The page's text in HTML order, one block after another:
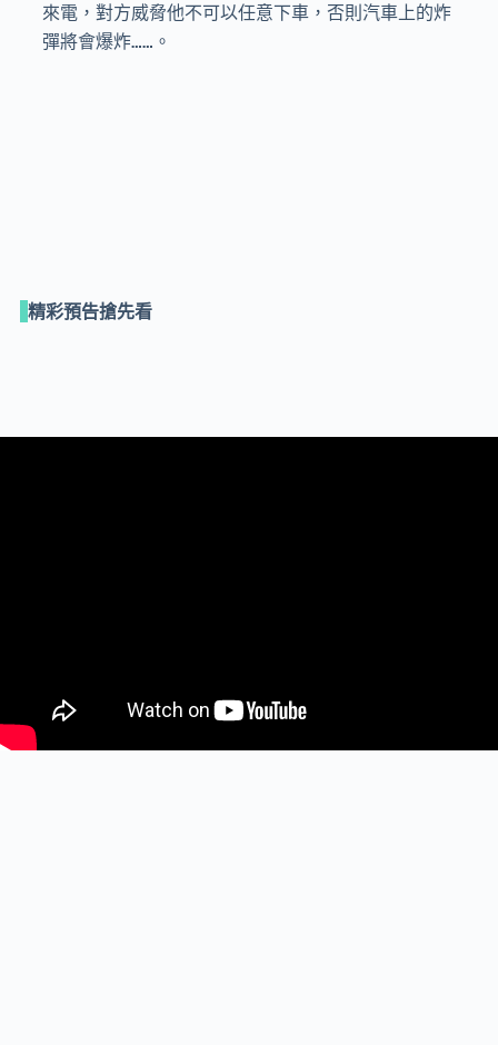
來電，對方威脅他不可以任意下車，否則汽車上的炸
彈將會爆炸……。
精彩預告搶先看